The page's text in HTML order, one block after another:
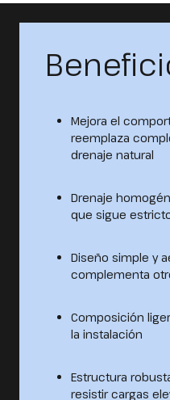
Mejora el
reemplaza
drenaje natural
Drenaje
que sigue
Diseño simple y
complementa
Composición
la instalación
Estructura
resistir cargas